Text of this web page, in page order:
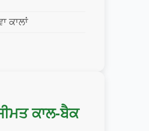
ਕਾਲਾਂ
ਕਾਲ-ਬੈਕ